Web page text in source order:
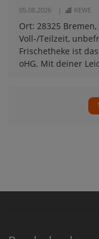
05.08.2026 REWE
Ort: 28325
Voll-/Teilzeit,
Frischetheke ist
oHG. Mit deiner
1